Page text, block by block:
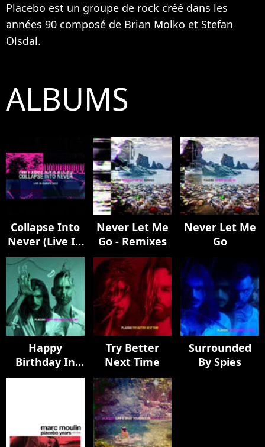
Placebo est un groupe de rock créé dans les
années 90 composé de Brian Molko et Stefan
Olsdal.
ALBUMS
Collapse Into
Never (Live In
Europe 2023)
Never Let Me
Go - Remixes
Never Let Me
Go
Happy
Birthday In
The Sky
Try Better
Next Time
Surrounded
By Spies